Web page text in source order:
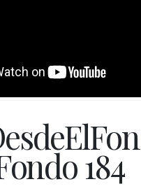
184